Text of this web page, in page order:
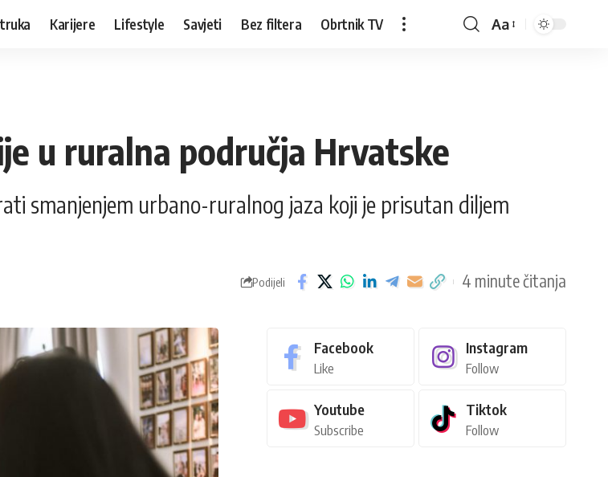
Karijere Lifestyle Savjeti Bez filtera Obrtnik TV Aa
u ruralna područja Hrvatske
smanjenjem urbano-ruralnog jaza koji je prisutan diljem
Podijeli 4 minute čitanja
Facebook
Like
Instagram
Follow
Youtube
Subscribe
Tiktok
Follow